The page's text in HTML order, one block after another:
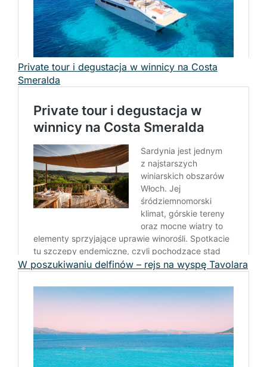
Private tour i degustacja w winnicy na Costa
Smeralda
W poszukiwaniu delfinów – rejs na wyspę Tavolara